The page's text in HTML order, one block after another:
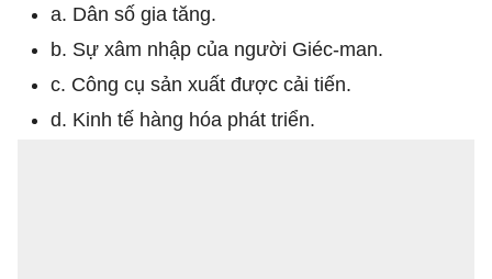
a. Dân số gia tăng.
b. Sự xâm nhập của người Giéc-man.
c. Công cụ sản xuất được cải tiến.
d. Kinh tế hàng hóa phát triển.